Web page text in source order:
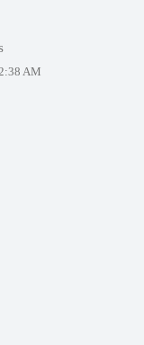
AM